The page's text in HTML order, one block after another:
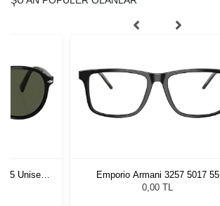
55 Unisex
Emporio Armani 3257 5017 55
0,00 TL